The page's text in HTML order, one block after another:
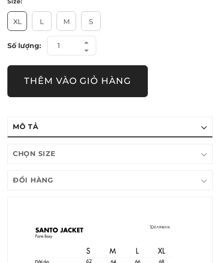
XL L M S
Số lượng:
THÊM VÀO GIỎ HÀNG
MÔ TẢ
CHỌN SIZE
ĐỔI HÀNG